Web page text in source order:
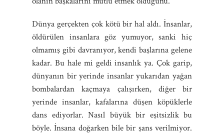
Dünya gerçekten çok kötü bir hal aldı. İnsanlar,
öldürülen insanlara göz yumuyor, sanki hiç
olmamış gibi davranıyor, kendi başlarına gelene
kadar. Bu hale mi geldi insanlık ya. Çok garip,
dünyanın bir yerinde insanlar yukarıdan yağan
bombalardan kaçmaya çalışırken, diğer bir
yerinde insanlar, kafalarına düşen köpüklerle
dans ediyorlar. Nasıl büyük bir eşitsizlik bu
böyle. İnsana doğarken bile bir şans verilmiyor.